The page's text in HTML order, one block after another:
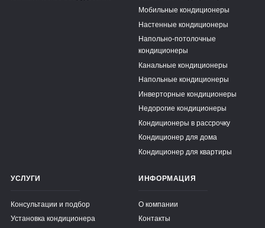
Мобильные кондиционеры
Настенные кондиционеры
Напольно-потолочные
кондиционеры
Канальные кондиционеры
Напольные кондиционеры
Инверторные кондиционеры
Недорогие кондиционеры
Кондиционеры в рассрочку
Кондиционер для дома
Кондиционер для квартиры
УСЛУГИ
Консультации и подбор
Установка кондиционера
ИНФОРМАЦИЯ
О компании
Контакты